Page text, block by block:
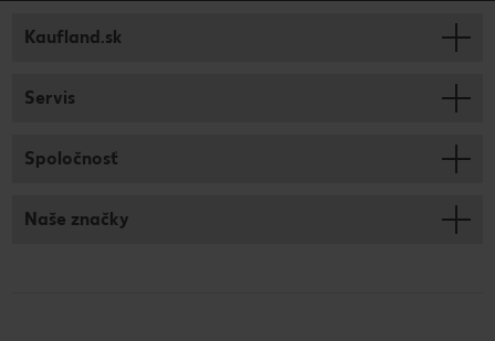
Kaufland.sk
Servis
Spoločnosť
Naše značky